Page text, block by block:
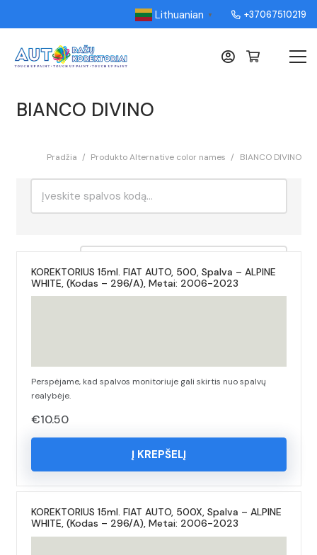
Lithuanian ▼ +37067510219
BIANCO DIVINO
Pradžia / Produkto Alternative color names / BIANCO DIVINO
KOREKTORIUS 15ml. FIAT AUTO, 500, Spalva – ALPINE
WHITE, (Kodas – 296/A), Metai: 2006-2023
Perspėjame, kad spalvos monitoriuje gali skirtis nuo spalvų
realybėje.
€10.50
Į KREPŠELĮ
KOREKTORIUS 15ml. FIAT AUTO, 500X, Spalva – ALPINE
WHITE, (Kodas – 296/A), Metai: 2006-2023